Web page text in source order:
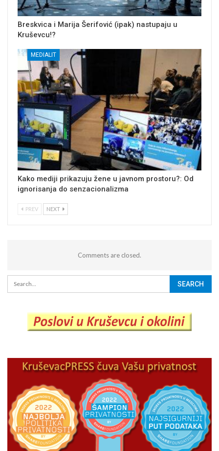
Breskvica i Marija Šerifović (ipak) nastupaju u
Kruševcu!?
MEDIALIT
Kako mediji prikazuju žene u javnom prostoru?: Od
ignorisanja do senzacionalizma
PREV NEXT
Comments are closed.